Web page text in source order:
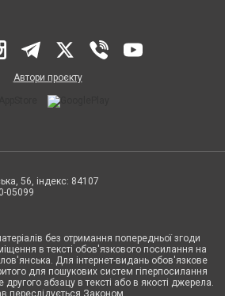
Автори проєкту
56, індекс: 84107
05099
без отримання попередньої згоди
в тексті обов'язкового посилання на
Для інтернет-видань обов'язкове
для пошукових систем гіперпосилання
другого абзацу в тексті або в якості джерела.
переслідується Законом.